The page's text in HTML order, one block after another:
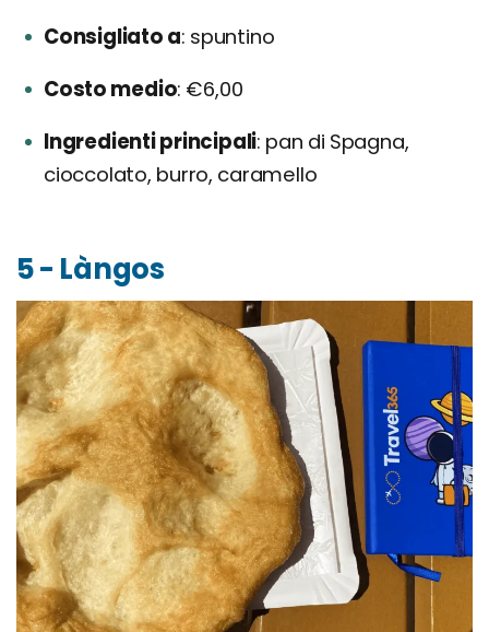
Consigliato a spuntino
Costo medio €6,00
Ingredienti principali pan di Spagna,
cioccolato, burro, caramello
5 - Làngos